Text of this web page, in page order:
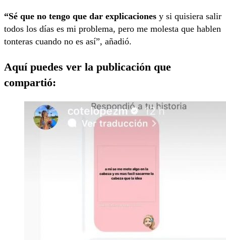
“Sé que no tengo que dar explicaciones y si quisiera salir
todos los días es mi problema, pero me molesta que hablen
tonteras cuando no es así”, añadió.
Aquí puedes ver la publicación que
compartió: